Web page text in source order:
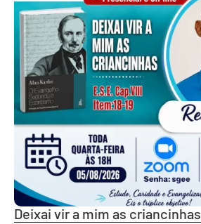
Deixai vir a mim as criancinhas